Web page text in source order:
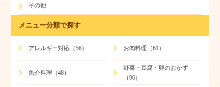
その他
メニュー分類で探す
アレルギー対応（56） お肉料理（61）
魚介料理（48）
野菜・豆腐・卵のおかず
（96）